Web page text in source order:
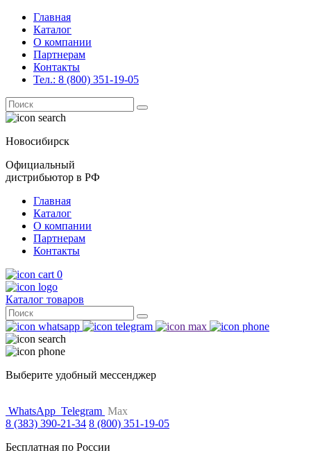
Главная
Каталог
О компании
Партнерам
Контакты
Тел.: 8 (800) 351-19-05
Поиск
for:
Новосибирск
Официальный
дистрибьютор в РФ
Главная
Каталог
О компании
Партнерам
Контакты
0
Каталог товаров
Поиск
for:
Выберите удобный мессенджер
WhatsApp Telegram Max
8 (383) 390-21-34 8 (800) 351-19-05
Бесплатная по России